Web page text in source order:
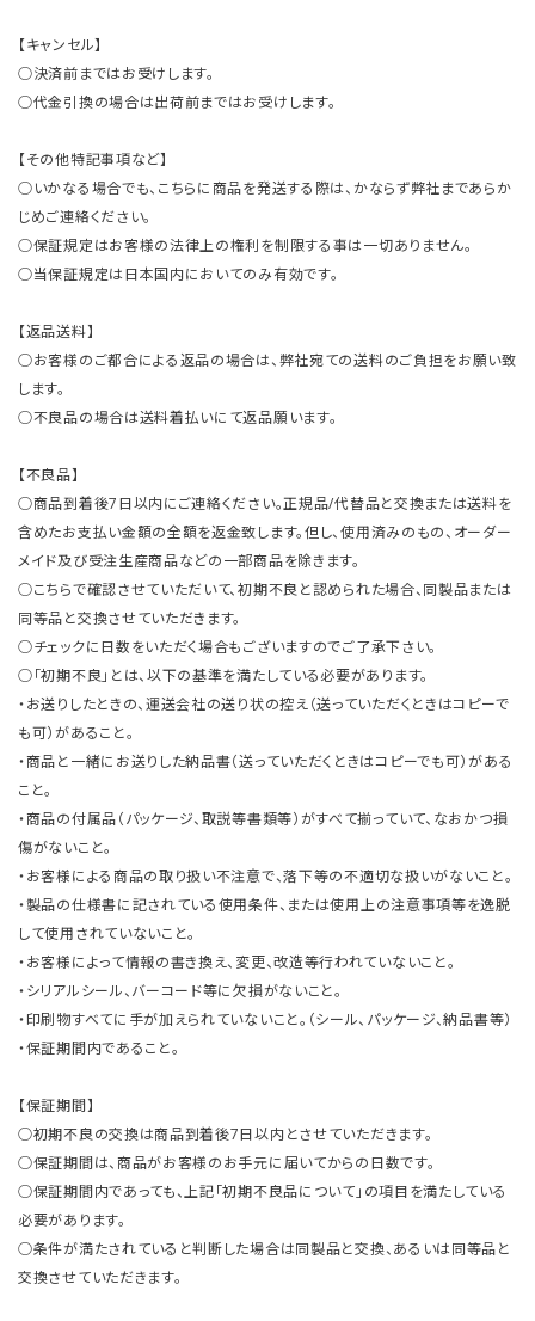
【キャンセル】
○決済前まではお受けします。
○代金引換の場合は出荷前まではお受けします。
【その他特記事項など】
○いかなる場合でも、こちらに商品を発送する際は、かならず弊社まであらか
じめご連絡ください。
○保証規定はお客様の法律上の権利を制限する事は一切ありません。
○当保証規定は日本国内においてのみ有効です。
【返品送料】
○お客様のご都合による返品の場合は、弊社宛ての送料のご負担をお願い致
します。
○不良品の場合は送料着払いにて返品願います。
【不良品】
○商品到着後7日以内にご連絡ください。正規品/代替品と交換または送料を
含めたお支払い金額の全額を返金致します。但し、使用済みのもの、オーダー
メイド及び受注生産商品などの一部商品を除きます。
○こちらで確認させていただいて、初期不良と認められた場合、同製品または
同等品と交換させていただきます。
○チェックに日数をいただく場合もございますのでご了承下さい。
○「初期不良」とは、以下の基準を満たしている必要があります。
・お送りしたときの、運送会社の送り状の控え（送っていただくときはコピーで
も可）があること。
・商品と一緒にお送りした納品書（送っていただくときはコピーでも可）がある
こと。
・商品の付属品（パッケージ、取説等書類等）がすべて揃っていて、なおかつ損
傷がないこと。
・お客様による商品の取り扱い不注意で、落下等の不適切な扱いがないこと。
・製品の仕様書に記されている使用条件、または使用上の注意事項等を逸脱
して使用されていないこと。
・お客様によって情報の書き換え、変更、改造等行われていないこと。
・シリアルシール、バーコード等に欠損がないこと。
・印刷物すべてに手が加えられていないこと。（シール、パッケージ、納品書等）
・保証期間内であること。
【保証期間】
○初期不良の交換は商品到着後7日以内とさせていただきます。
○保証期間は、商品がお客様のお手元に届いてからの日数です。
○保証期間内であっても、上記「初期不良品について」の項目を満たしている
必要があります。
○条件が満たされていると判断した場合は同製品と交換、あるいは同等品と
交換させていただきます。